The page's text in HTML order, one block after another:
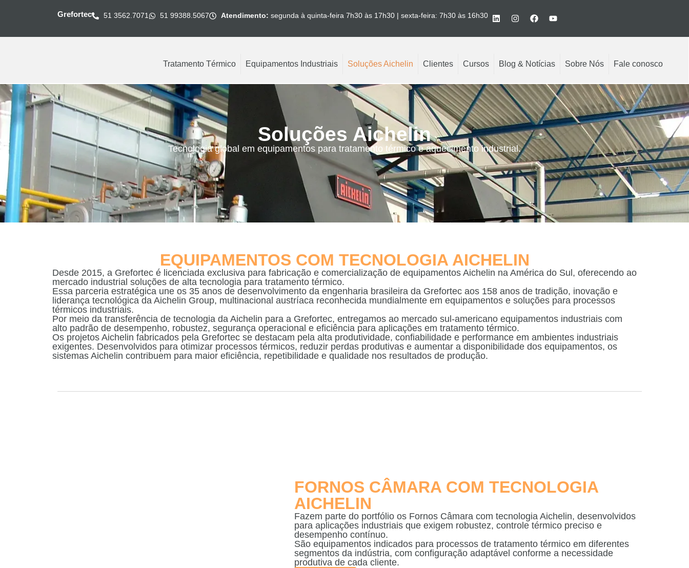
Grefortec 51 3562.7071 51 99388.5067 Atendimento: segunda à quinta-feira 7h30 às 17h30 | sexta-feira: 7h30 às 16h30
Tratamento Térmico Equipamentos Industriais Soluções Aichelin Clientes Cursos Blog & Notícias Sobre Nós Fale conosco
Soluções Aichelin
Soluções Aichelin
Tecnologia global em equipamentos para tratamento térmico e aquecimento industrial.
EQUIPAMENTOS COM TECNOLOGIA AICHELIN
Desde 2015, a Grefortec é licenciada exclusiva para fabricação e comercialização de equipamentos Aichelin na América do Sul, oferecendo ao
mercado industrial soluções de alta tecnologia para tratamento térmico.
Essa parceria estratégica une os 35 anos de desenvolvimento da engenharia brasileira da Grefortec aos 158 anos de tradição, inovação e
liderança tecnológica da Aichelin Group, multinacional austríaca reconhecida mundialmente em equipamentos e soluções para processos
térmicos industriais.
Por meio da transferência de tecnologia da Aichelin para a Grefortec, entregamos ao mercado sul-americano equipamentos industriais com
alto padrão de desempenho, robustez, segurança operacional e eficiência para aplicações em tratamento térmico.
Os projetos Aichelin fabricados pela Grefortec se destacam pela alta produtividade, confiabilidade e performance em ambientes industriais
exigentes. Desenvolvidos para otimizar processos térmicos, reduzir perdas produtivas e aumentar a disponibilidade dos equipamentos, os
sistemas Aichelin contribuem para maior eficiência, repetibilidade e qualidade nos resultados de produção.
FORNOS CÂMARA COM TECNOLOGIA
AICHELIN
Fazem parte do portfólio os Fornos Câmara com tecnologia Aichelin, desenvolvidos
para aplicações industriais que exigem robustez, controle térmico preciso e
desempenho contínuo.
São equipamentos indicados para processos de tratamento térmico em diferentes
segmentos da indústria, com configuração adaptável conforme a necessidade
produtiva de cada cliente.